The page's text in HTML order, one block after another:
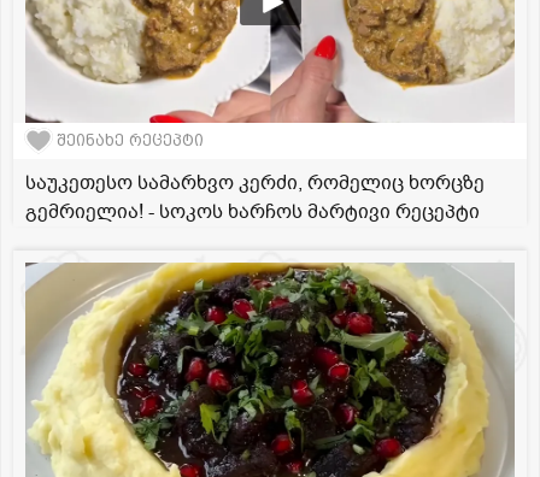
შეინახე რეცეპტი
საუკეთესო სამარხვო კერძი, რომელიც ხორცზე
გემრიელია! - სოკოს ხარჩოს მარტივი რეცეპტი